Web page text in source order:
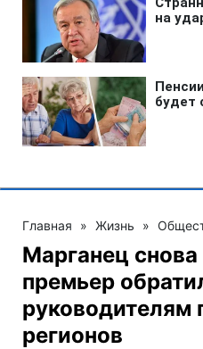
Главная » Жизнь »
Марганец
премьер
руководителям
регионов